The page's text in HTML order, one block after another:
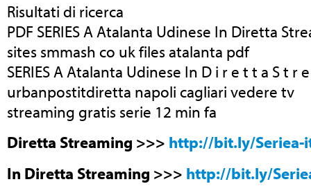
Risultati di ricerca
PDF SERIES A Atalanta Udinese In Diretta
sites smmash co uk files atalanta pdf
SERIES A Atalanta Udinese In D i r e t t a S t r
urbanpostitdiretta napoli cagliari vedere tv
streaming gratis serie 12 min fa
Diretta Streaming >>> http://bit.ly/Seriea-
In Diretta Streaming >>> http://bit.ly/